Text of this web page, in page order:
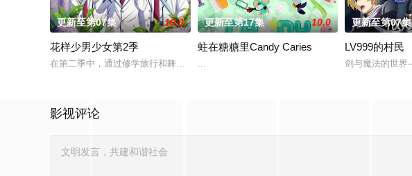
更新至第07集 10.0
花样少男少女第2季
在第二季中，通过修学旅行和舞会等在原作中广受欢迎的篇章，细腻地描绘了瑞稀、佐野
更新至第17集 10.0
蛀在糖糖里Candy Caries
更新至第07集
LV999的村民
剑与魔法的世界
影视评论